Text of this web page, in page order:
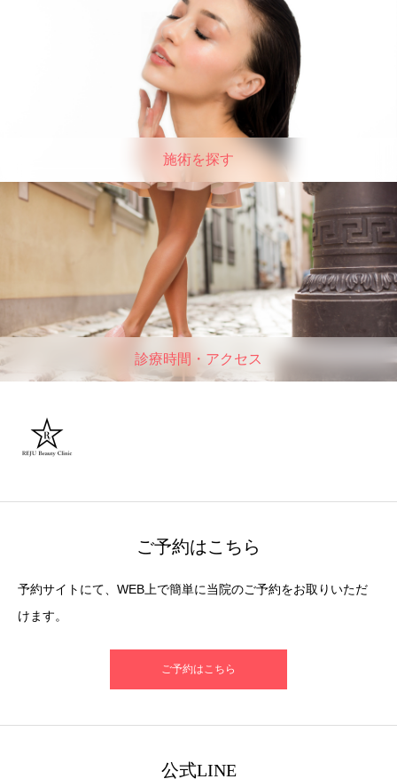
施術を探す
診療時間・アクセス
ご予約はこちら
予約サイトにて、WEB上で簡単に当院のご予約をお取りいただ
けます。
ご予約はこちら
公式LINE